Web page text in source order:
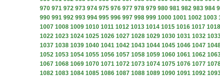
970 971 972 973 974 975 976 977 978 979 980 981 982 983 984
990 991 992 993 994 995 996 997 998 999 1000 1001 1002 1003
1007 1008 1009 1010 1011 1012 1013 1014 1015 1016 1017 1018
1022 1023 1024 1025 1026 1027 1028 1029 1030 1031 1032
1037 1038 1039 1040 1041 1042 1043 1044 1045 1046 1047
1052 1053 1054 1055 1056 1057 1058 1059 1060 1061 1062
1067 1068 1069 1070 1071 1072 1073 1074 1075 1076 1077
1082 1083 1084 1085 1086 1087 1088 1089 1090 1091 1092